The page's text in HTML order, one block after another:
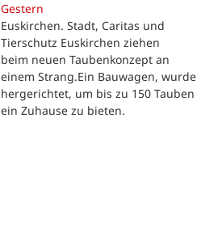
Gestern
Euskirchen. Stadt, Caritas und
Tierschutz Euskirchen ziehen
beim neuen Taubenkonzept an
einem Strang.Ein Bauwagen, wurde
hergerichtet, um bis zu 150 Tauben
ein Zuhause zu bieten.